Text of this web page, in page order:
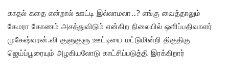
காதல் கதை என்றால் ஊட்டி இல்லாமலா..? எங்கு வைத்தாலும்
கேமரா கோணம் அசத்துவிடும் என்கிற நிலையில் ஒளிப்பதிவாளர்
முகேஷ்வரன்.வி குளுகுளு ஊட்டியை மட்டுமின்றி திகுதிகு
ஜெய்ப்பூரையும் அழகியலோடு காட்சிப்படுத்தி இரக்கிறார்